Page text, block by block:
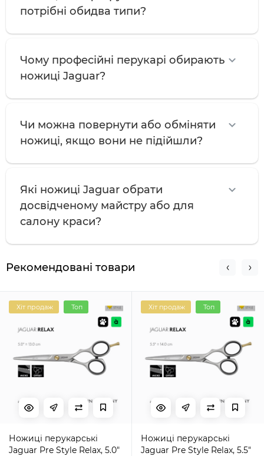
потрібні обидва типи?
Чому професійні перукарі обирають
ножиці Jaguar?
Чи можна повернути або обміняти
ножиці, якщо вони не підійшли?
Які ножиці Jaguar обрати
досвідченому майстру або для
салону краси?
Рекомендовані товари
Хіт продаж Топ
Ножиці перукарські
Jaguar Pre Style Relax, 5.0"
Хіт продаж Топ
Ножиці перукарські
Jaguar Pre Style Relax, 5.5"